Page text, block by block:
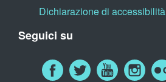
Dichiarazione di accessibilità
Seguici su